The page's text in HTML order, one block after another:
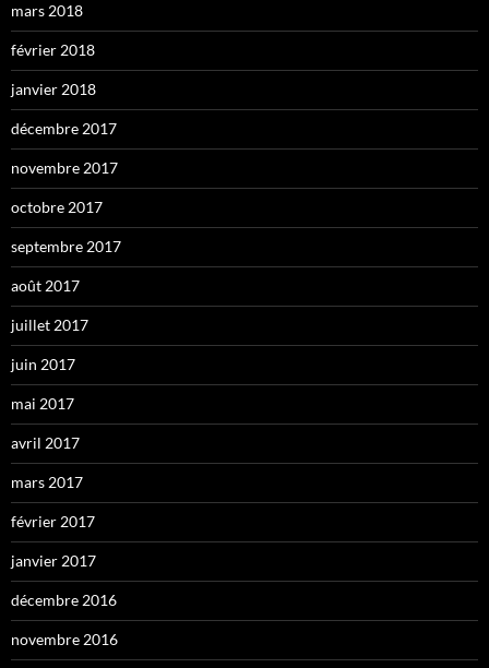
mars 2018
février 2018
janvier 2018
décembre 2017
novembre 2017
octobre 2017
septembre 2017
août 2017
juillet 2017
juin 2017
mai 2017
avril 2017
mars 2017
février 2017
janvier 2017
décembre 2016
novembre 2016